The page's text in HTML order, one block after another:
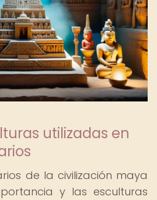
utilizadas en
de la civilización maya
y las esculturas